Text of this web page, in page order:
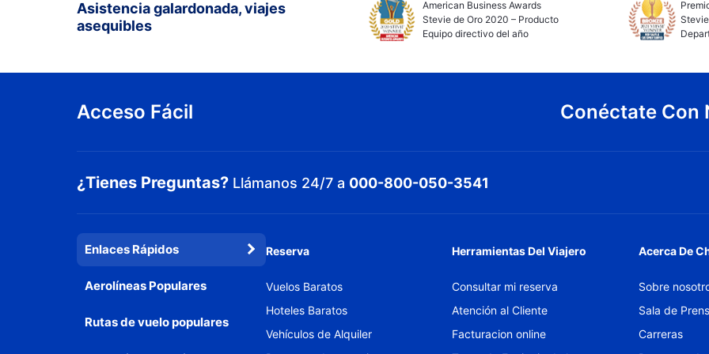
Asistencia galardonada, viajes
asequibles
American Business Awards
Stevie de Oro 2020 – Producto
Equipo directivo del año
Acceso Fácil Conéctate Con
¿Tienes Preguntas? Llámanos 24/7 a 000-800-050-3541
Enlaces Rápidos
Aerolíneas Populares
Rutas de vuelo populares
Reserva
Vuelos Baratos
Hoteles Baratos
Vehículos de Alquiler
Herramientas Del Viajero
Consultar mi reserva
Atención al Cliente
Facturacion online
Acerca De
Sobre
Sala de
Carreras